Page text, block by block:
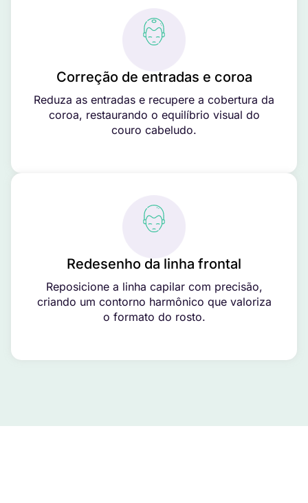
Correção de entradas e coroa
Reduza as entradas e recupere a cobertura da
coroa, restaurando o equilíbrio visual do
couro cabeludo.
Redesenho da linha frontal
Reposicione a linha capilar com precisão,
criando um contorno harmônico que valoriza
o formato do rosto.